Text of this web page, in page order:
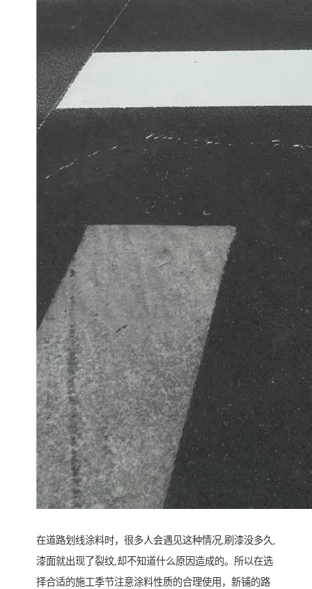
在道路划线涂料时，很多人会遇见这种情况,刷漆没多久,
漆面就出现了裂纹,却不知道什么原因造成的。所以在选
择合适的施工季节注意涂料性质的合理使用，新铺的路